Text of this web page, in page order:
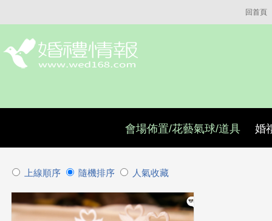
回首頁
會場佈置/花藝氣球/道具 婚
上線順序 隨機排序 人氣收藏